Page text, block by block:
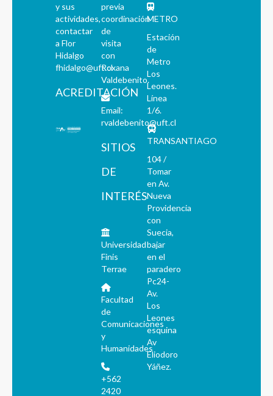
y sus
actividades,
contactar
a Flor
Hidalgo
fhidalgo@uft.cl
ACREDITACIÓN
previa
coordinación
de
visita
con
Roxana
Valdebenito.
Email:
rvaldebenito@uft.cl
SITIOS
DE
INTERÉS
Universidad
Finis
Terrae
Facultad
de
Comunicaciones
y
Humanidades
+562
2420
METRO
Estación
de
Metro
Los
Leones.
Línea
1/6.
TRANSANTIAGO
104 /
Tomar
en Av.
Nueva
Providencia
con
Suecia,
bajar
en el
paradero
Pc24-
Av.
Los
Leones
esquina
Av
Eliodoro
Yáñez.